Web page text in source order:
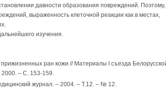
давности образования повреждений.
выраженность клеточной реакции как в местах,
изучения.
ран кожи // Материалы I съезда
– С. 153-159.
журнал. – 2004. – Т.12. – № 12.